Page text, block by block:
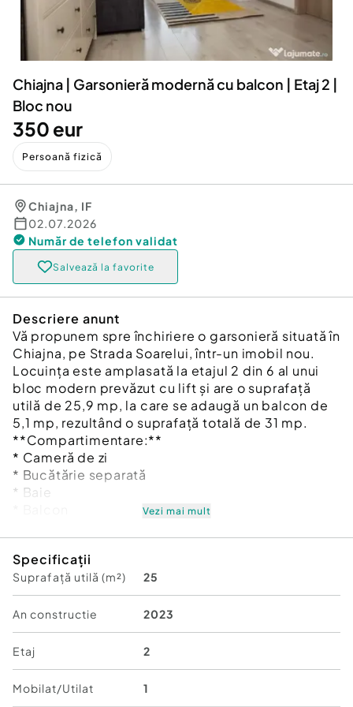
Servicii
Animale de companie
Afaceri și echipamente profesionale
Inchiriere Bunuri si Vehicule
Utilaje agricole si industriale
Piese auto si accesorii
Dacia Duster
Chiajna | Garsonieră modernă cu balcon | Etaj 2 |
Bloc nou
350 eur
Persoană fizică
Chiajna, IF
02.07.2026
Număr de telefon validat
Salvează la favorite
Descriere anunt
Vă propunem spre închiriere o garsonieră situată în
Chiajna, pe Strada Soarelui, într-un imobil nou.
Locuința este amplasată la etajul 2 din 6 al unui
bloc modern prevăzut cu lift și are o suprafață
utilă de 25,9 mp, la care se adaugă un balcon de
5,1 mp, rezultând o suprafață totală de 31 mp.
**Compartimentare:**
* Cameră de zi
* Bucătărie separată
* Baie
* Centrală termică proprie
* Aer condiționat
* Lift
* Bloc nou, finalizat în 2023
* Balcon
* Loc de parcare disponibil opțional
* Costuri reduse de întreținere
* Disponibilă imediat
Vezi mai mult
Specificații
Suprafață utilă (m²) 25
An constructie 2023
Etaj 2
Mobilat/Utilat 1